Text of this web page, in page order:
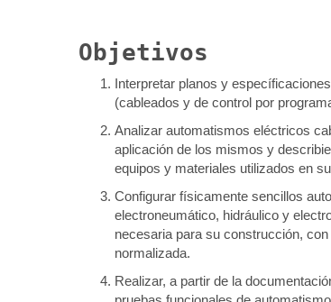
Objetivos
Interpretar planos y
(cableados y de control por
Analizar automatismos eléctricos
aplicación de los mismos y
equipos y materiales utilizados en
Configurar físicamente sencillos
electroneumático, hidráulico y
necesaria para su construcción,
normalizada.
Realizar, a partir de la